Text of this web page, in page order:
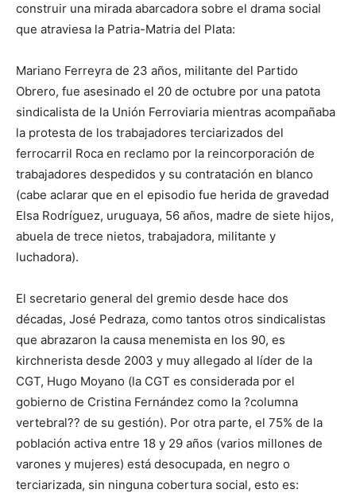
construir una mirada abarcadora sobre el drama social
que atraviesa la Patria-Matria del Plata:
Mariano Ferreyra de 23 años, militante del Partido
Obrero, fue asesinado el 20 de octubre por una patota
sindicalista de la Unión Ferroviaria mientras acompañaba
la protesta de los trabajadores terciarizados del
ferrocarril Roca en reclamo por la reincorporación de
trabajadores despedidos y su contratación en blanco
(cabe aclarar que en el episodio fue herida de gravedad
Elsa Rodríguez, uruguaya, 56 años, madre de siete hijos,
abuela de trece nietos, trabajadora, militante y
luchadora).
El secretario general del gremio desde hace dos
décadas, José Pedraza, como tantos otros sindicalistas
que abrazaron la causa menemista en los 90, es
kirchnerista desde 2003 y muy allegado al líder de la
CGT, Hugo Moyano (la CGT es considerada por el
gobierno de Cristina Fernández como la ?columna
vertebral?? de su gestión). Por otra parte, el 75% de la
población activa entre 18 y 29 años (varios millones de
varones y mujeres) está desocupada, en negro o
terciarizada, sin ninguna cobertura social, esto es: